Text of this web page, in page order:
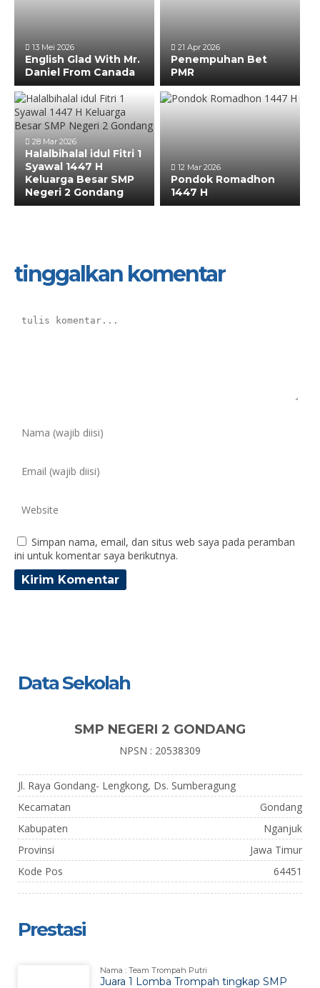
13 Mei 2026
English Glad With Mr.
Daniel From Canada
21 Apr 2026
Penempuhan Bet
PMR
28 Mar 2026
Halalbihalal idul Fitri 1
Syawal 1447 H
Keluarga Besar SMP
Negeri 2 Gondang
12 Mar 2026
Pondok Romadhon
1447 H
tinggalkan komentar
Simpan nama, email, dan situs web saya pada peramban
ini untuk komentar saya berikutnya.
Data Sekolah
SMP NEGERI 2 GONDANG
NPSN : 20538309
Jl. Raya Gondang- Lengkong, Ds. Sumberagung
Kecamatan
Gondang
Kabupaten
Nganjuk
Provinsi
Jawa Timur
Kode Pos
64451
Prestasi
Nama : Team Trompah Putri
Juara 1 Lomba Trompah tingkap SMP